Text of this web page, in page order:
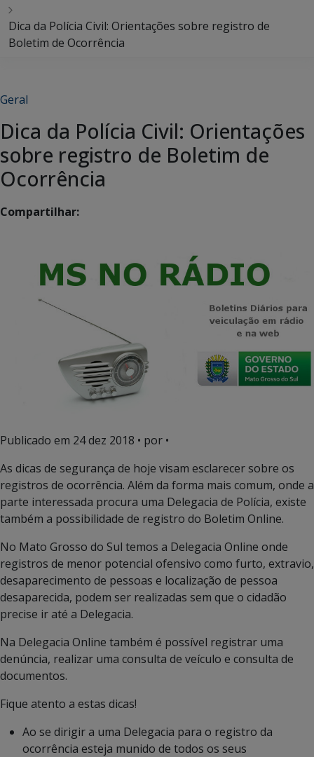
Dica da Polícia Civil: Orientações sobre registro de
Boletim de Ocorrência
Geral
Dica da Polícia Civil: Orientações
sobre registro de Boletim de
Ocorrência
Compartilhar:
Publicado em 24 dez 2018 • por •
As dicas de segurança de hoje visam esclarecer sobre os
registros de ocorrência. Além da forma mais comum, onde a
parte interessada procura uma Delegacia de Polícia, existe
também a possibilidade de registro do Boletim Online.
No Mato Grosso do Sul temos a Delegacia Online onde
registros de menor potencial ofensivo como furto, extravio,
desaparecimento de pessoas e localização de pessoa
desaparecida, podem ser realizadas sem que o cidadão
precise ir até a Delegacia.
Na Delegacia Online também é possível registrar uma
denúncia, realizar uma consulta de veículo e consulta de
documentos.
Fique atento a estas dicas!
Ao se dirigir a uma Delegacia para o registro da
ocorrência esteja munido de todos os seus